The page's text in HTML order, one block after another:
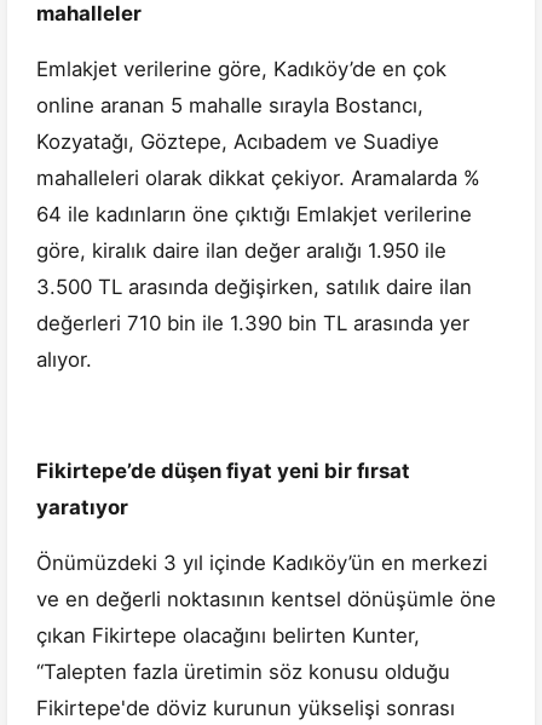
mahalleler
Emlakjet verilerine göre, Kadıköy’de en çok
online aranan 5 mahalle sırayla Bostancı,
Kozyatağı, Göztepe, Acıbadem ve Suadiye
mahalleleri olarak dikkat çekiyor. Aramalarda %
64 ile kadınların öne çıktığı Emlakjet verilerine
göre, kiralık daire ilan değer aralığı 1.950 ile
3.500 TL arasında değişirken, satılık daire ilan
değerleri 710 bin ile 1.390 bin TL arasında yer
alıyor.
Fikirtepe’de düşen fiyat yeni bir fırsat
yaratıyor
Önümüzdeki 3 yıl içinde Kadıköy’ün en merkezi
ve en değerli noktasının kentsel dönüşümle öne
çıkan Fikirtepe olacağını belirten Kunter,
“Talepten fazla üretimin söz konusu olduğu
Fikirtepe'de döviz kurunun yükselişi sonrası